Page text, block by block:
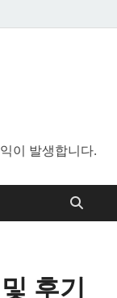
이 발생합니다.
후기